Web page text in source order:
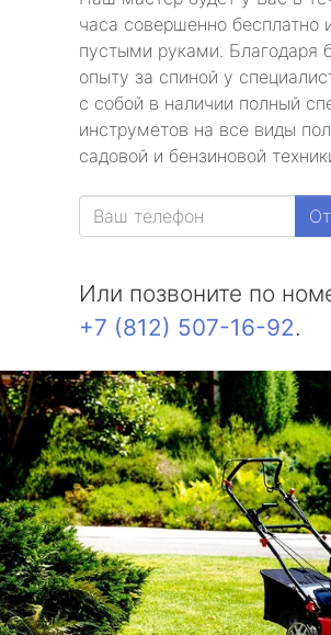
часа совершенно бесплатно
пустыми руками. Благодаря
опыту за спиной у
с собой в наличии полный
инструметов на все виды
садовой и бензиновой
Или позвоните по
+7 (812) 507-16-92.